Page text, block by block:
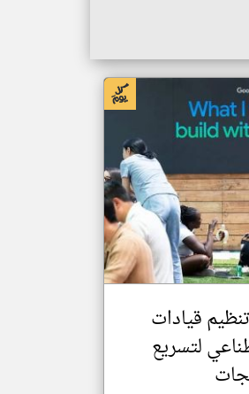
قيادات
لتسريع